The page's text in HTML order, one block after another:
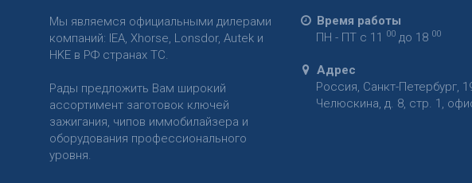
Мы являемся официальными дилерами
компаний: IEA, Xhorse, Lonsdor, Autek и
HKE в РФ странах ТС.
Рады предложить Вам широкий
ассортимент заготовок ключей
зажигания, чипов иммобилайзера и
оборудования профессионального
уровня.
Время работы
ПН - ПТ с 11
00до 18 00
Адрес
Россия, Санкт-Петербург,
Челюскина, д. 8, стр. 1,